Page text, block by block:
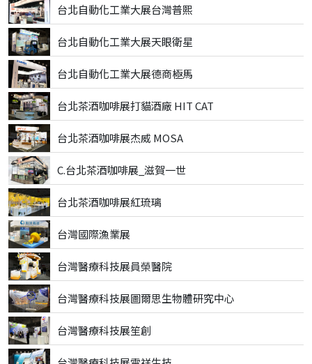
台北自動化工業大展台灣普熙
台北自動化工業大展天眼衛星
台北自動化工業大展德商極馬
台北茶酒咖啡展打貓酒廠 HIT CAT
台北茶酒咖啡展杰威 MOSA
C.台北茶酒咖啡展_滋賀一世
台北茶酒咖啡展紅琉璃
台灣國際漁業展
台灣醫療科技展員榮醫院
台灣醫療科技展圖爾思生物體研究中心
台灣醫療科技展笙創